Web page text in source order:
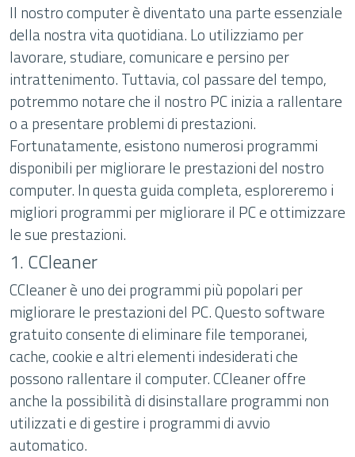
Il nostro computer è diventato una parte essenziale
della nostra vita quotidiana. Lo utilizziamo per
lavorare, studiare, comunicare e persino per
intrattenimento. Tuttavia, col passare del tempo,
potremmo notare che il nostro PC inizia a rallentare
o a presentare problemi di prestazioni.
Fortunatamente, esistono numerosi programmi
disponibili per migliorare le prestazioni del nostro
computer. In questa guida completa, esploreremo i
migliori programmi per migliorare il PC e ottimizzare
le sue prestazioni.
1. CCleaner
CCleaner è uno dei programmi più popolari per
migliorare le prestazioni del PC. Questo software
gratuito consente di eliminare file temporanei,
cache, cookie e altri elementi indesiderati che
possono rallentare il computer. CCleaner offre
anche la possibilità di disinstallare programmi non
utilizzati e di gestire i programmi di avvio
automatico.